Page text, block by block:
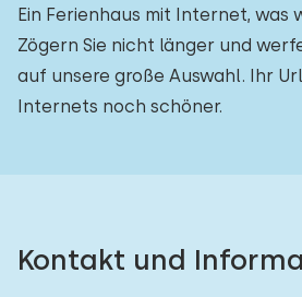
Ein Ferienhaus mit Internet, was
Zögern Sie nicht länger und
auf unsere große Auswahl. Ihr
Internets noch schöner.
Kontakt und